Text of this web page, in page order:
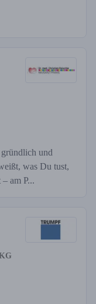
und
was Du tust,
am P...